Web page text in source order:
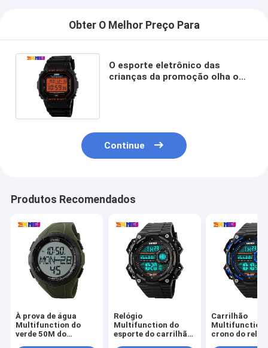
Obter O Melhor Preço Para
O esporte eletrônico das
crianças da promoção olha o
Continue
Produtos Recomendados
À prova de água
Multifunction do
verde 50M do
Relógio
Multifunction do
esporte do carrilhão
Carrilhão
Multifunction
crono do